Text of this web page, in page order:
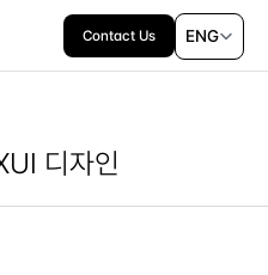
Contact Us
Select
ENG
디자인